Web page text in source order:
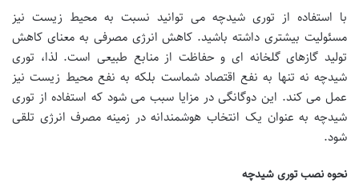
با استفاده از توری شیدچه می توانید نسبت به محیط زیست نیز
مسئولیت بیشتری داشته باشید. کاهش انرژی مصرفی به معنای کاهش
تولید گازهای گلخانه ای و حفاظت از منابع طبیعی است. لذا، توری
شیدچه نه تنها به نفع اقتصاد شماست بلکه به نفع محیط زیست نیز
عمل می کند. این دوگانگی در مزایا سبب می شود که استفاده از توری
شیدچه به عنوان یک انتخاب هوشمندانه در زمینه مصرف انرژی تلقی
شود.
نحوه نصب توری شیدچه